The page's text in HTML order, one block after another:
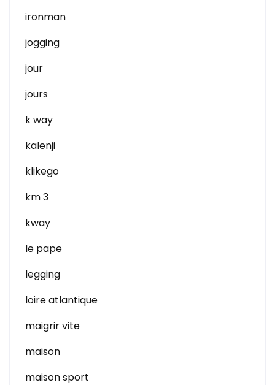
ironman
jogging
jour
jours
k way
kalenji
klikego
km 3
kway
le pape
legging
loire atlantique
maigrir vite
maison
maison sport